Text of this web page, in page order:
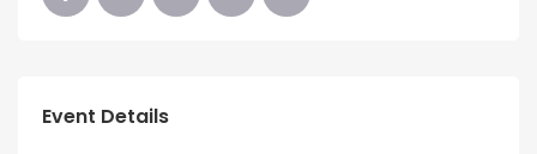
Event Details